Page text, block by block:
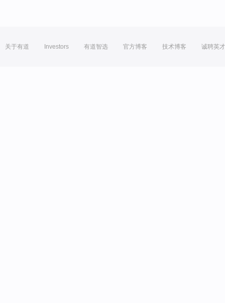
关于有道 Investors 有道智选 官方博客 技术博客 诚聘英才